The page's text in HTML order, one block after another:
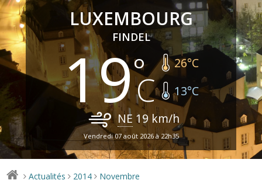
LUXEMBOURG
FINDEL
19 26°C
13°C
NE 19 km/h
Vendredi 07 août 2026 à 22h35
> Actualités > 2014 > Novembre